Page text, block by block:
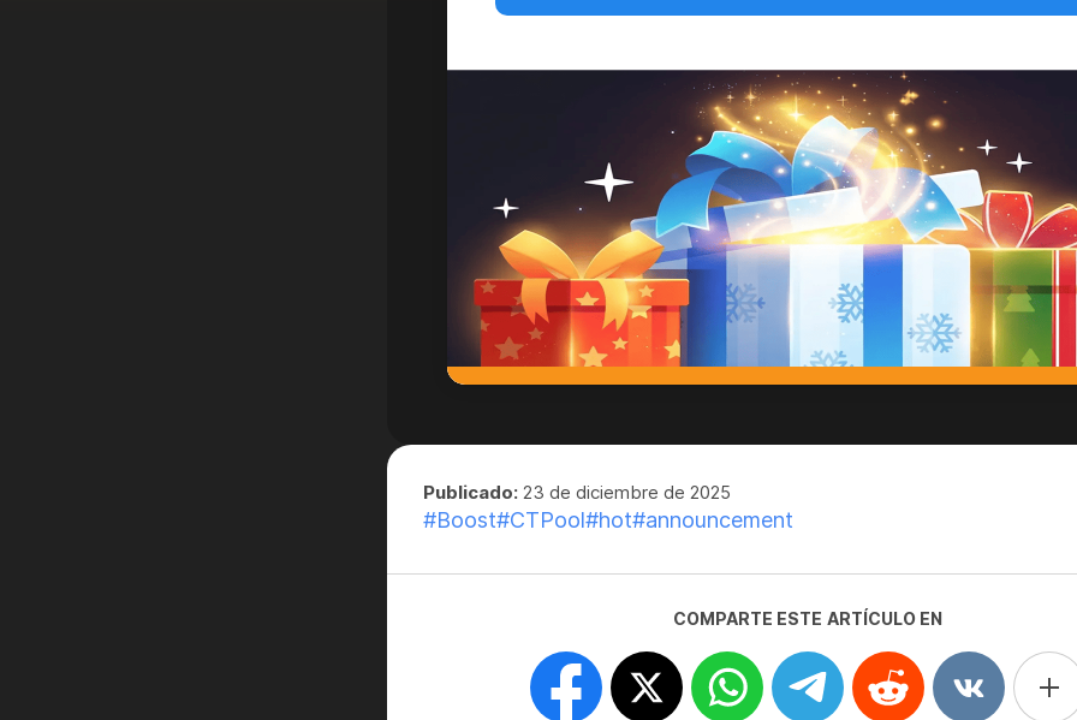
Publicado: 23 de diciembre de 2025
#Boost#CTPool#hot#announcement
COMPARTE ESTE ARTÍCULO EN